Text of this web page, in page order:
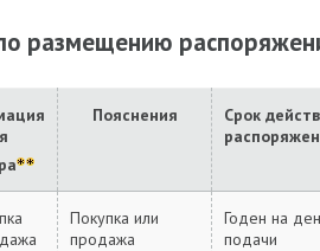
размещению
Пояснения
Срок
Покупка или
продажа
Годен на
подачи